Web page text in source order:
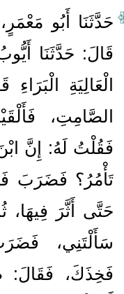
حَدَّثَنَا أَبُو
قَالَ‏:‏ حَدَّثَنَا
الْعَالِيَةِ
الصَّامِتِ،
فَقُلْتُ لَهُ‏:‏ إِنَّ
تَأْمُرُ‏؟‏ فَضَرَبَ
حَتَّى أَثَّرَ فِيهَا،
سَأَلْتَنِي،
فَخِذَكَ، فَقَالَ‏:‏